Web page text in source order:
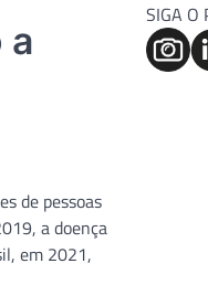
a
de pessoas
a doença
em 2021,
SIGA O